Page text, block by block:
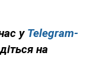
у Telegram-
на